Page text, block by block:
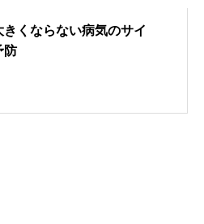
くならない病気のサイ
防